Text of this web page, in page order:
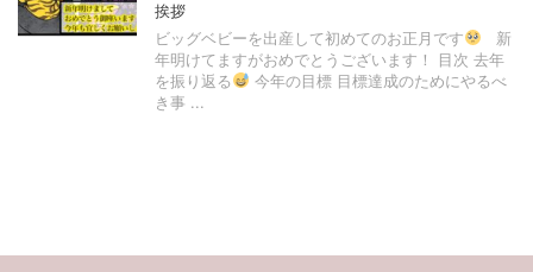
挨拶
ビッグベビーを出産して初めてのお正月です
新
年明けてますがおめでとうございます！ 目次 去年
を振り返る
今年の目標 目標達成のためにやるべ
き事 ...